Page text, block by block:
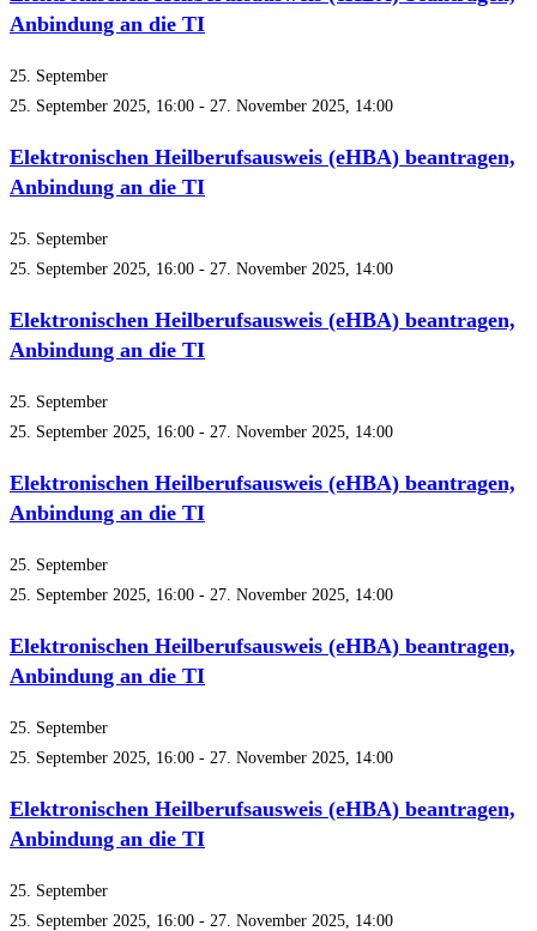
Anbindung an die TI
25. September
25. September 2025, 16:00 - 27. November 2025, 14:00
Elektronischen Heilberufsausweis (eHBA) beantragen,
Anbindung an die TI
25. September
25. September 2025, 16:00 - 27. November 2025, 14:00
Elektronischen Heilberufsausweis (eHBA) beantragen,
Anbindung an die TI
25. September
25. September 2025, 16:00 - 27. November 2025, 14:00
Elektronischen Heilberufsausweis (eHBA) beantragen,
Anbindung an die TI
25. September
25. September 2025, 16:00 - 27. November 2025, 14:00
Elektronischen Heilberufsausweis (eHBA) beantragen,
Anbindung an die TI
25. September
25. September 2025, 16:00 - 27. November 2025, 14:00
Elektronischen Heilberufsausweis (eHBA) beantragen,
Anbindung an die TI
25. September
25. September 2025, 16:00 - 27. November 2025, 14:00